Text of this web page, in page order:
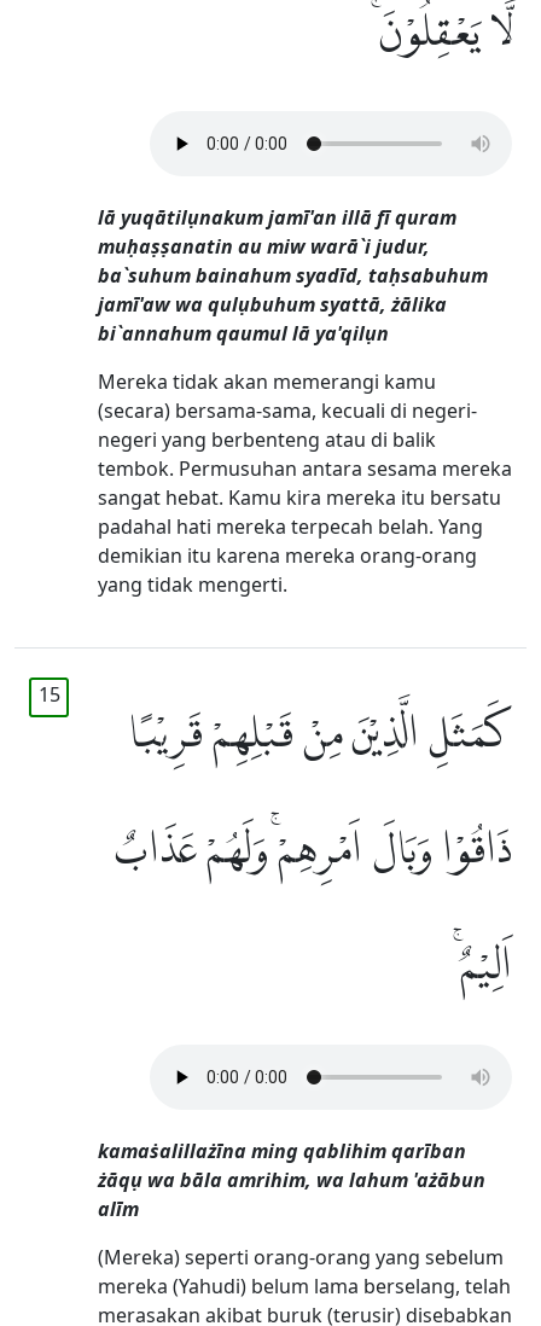
لَّا يَعْقِلُوْنَۚ
lā yuqātilụnakum jamī'an illā fī quram
muḥaṣṣanatin au miw warā`i judur,
ba`suhum bainahum syadīd, taḥsabuhum
jamī'aw wa qulụbuhum syattā, żālika
bi`annahum qaumul lā ya'qilụn
Mereka tidak akan memerangi kamu
(secara) bersama-sama, kecuali di negeri-
negeri yang berbenteng atau di balik
tembok. Permusuhan antara sesama mereka
sangat hebat. Kamu kira mereka itu bersatu
padahal hati mereka terpecah belah. Yang
demikian itu karena mereka orang-orang
yang tidak mengerti.
15
كَمَثَلِ الَّذِيْنَ مِنْ قَبْلِهِمْ قَرِيْبًا
ذَاقُوْا وَبَالَ اَمْرِهِمْۚ وَلَهُمْ عَذَابٌ
اَلِيْمٌۚ
kamaṡalillażīna ming qablihim qarīban
żāqụ wa bāla amrihim, wa lahum 'ażābun
alīm
(Mereka) seperti orang-orang yang sebelum
mereka (Yahudi) belum lama berselang, telah
merasakan akibat buruk (terusir) disebabkan